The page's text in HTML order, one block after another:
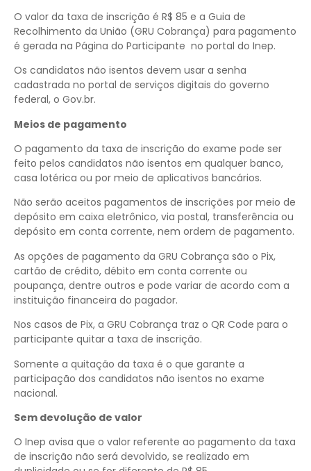
O valor da taxa de inscrição é R$ 85 e a Guia de
Recolhimento da União (GRU Cobrança) para pagamento
é gerada na Página do Participante no portal do Inep.
Os candidatos não isentos devem usar a senha
cadastrada no portal de serviços digitais do governo
federal, o Gov.br.
Meios de pagamento
O pagamento da taxa de inscrição do exame pode ser
feito pelos candidatos não isentos em qualquer banco,
casa lotérica ou por meio de aplicativos bancários.
Não serão aceitos pagamentos de inscrições por meio de
depósito em caixa eletrônico, via postal, transferência ou
depósito em conta corrente, nem ordem de pagamento.
As opções de pagamento da GRU Cobrança são o Pix,
cartão de crédito, débito em conta corrente ou
poupança, dentre outros e pode variar de acordo com a
instituição financeira do pagador.
Nos casos de Pix, a GRU Cobrança traz o QR Code para o
participante quitar a taxa de inscrição.
Somente a quitação da taxa é o que garante a
participação dos candidatos não isentos no exame
nacional.
Sem devolução de valor
O Inep avisa que o valor referente ao pagamento da taxa
de inscrição não será devolvido, se realizado em